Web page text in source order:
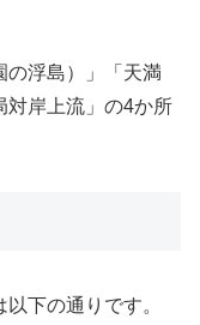
の浮島）」「天満
対岸上流」の4か所
下の通りです。